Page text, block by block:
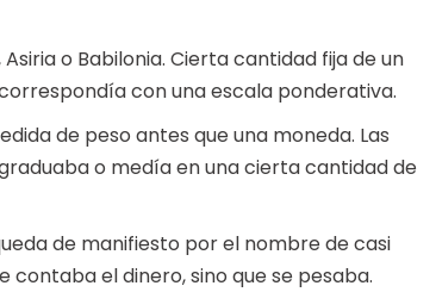
o Babilonia. Cierta cantidad fija de un
con una escala ponderativa.
de peso antes que una moneda. Las
o medía en una cierta cantidad de
de manifiesto por el nombre de casi
contaba el dinero, sino que se pesaba.